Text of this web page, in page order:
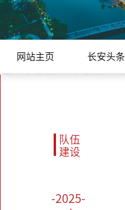
网站主页 长安头条
队伍
建设
-2025-